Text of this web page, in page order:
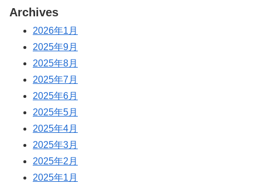
Archives
2026年1月
2025年9月
2025年8月
2025年7月
2025年6月
2025年5月
2025年4月
2025年3月
2025年2月
2025年1月